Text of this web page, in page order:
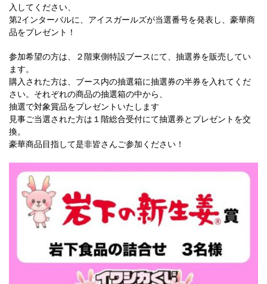
入してください、
第2インターバルに、アイスガールズが当選番号を発表し、豪華商
品をプレゼント！
参加希望の方は、２階東側特設ブースにて、抽選券を販売してい
ます。
購入された方は、ブース内の抽選箱に抽選券の半券を入れてくだ
さい。それぞれの商品の抽選箱の中から、
抽選で対象賞品をプレゼントいたします
見事ご当選された方は１階総合受付にて抽選券とプレゼントを交
換。
豪華商品目指して是非皆さんご参加ください！